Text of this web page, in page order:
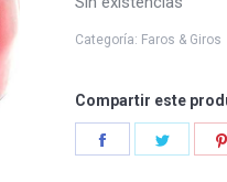
Categoría: Faros & Giros
Compartir este